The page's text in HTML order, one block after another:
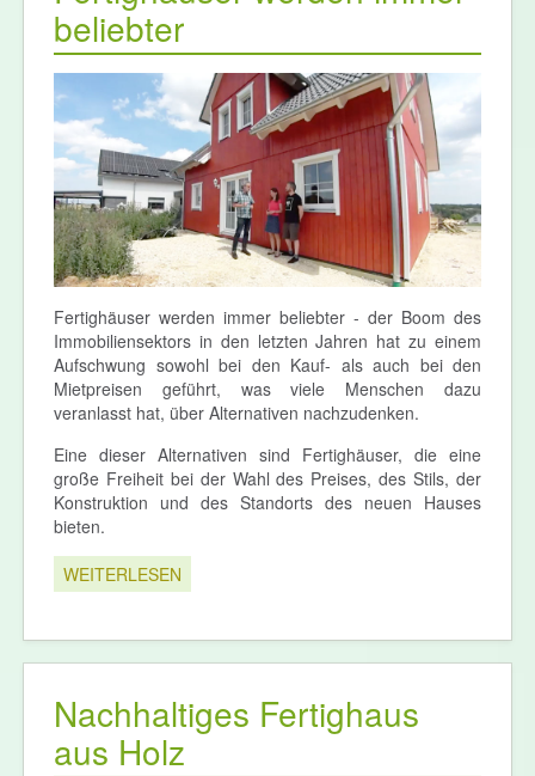
beliebter
Fertighäuser werden immer beliebter - der Boom des
Immobiliensektors in den letzten Jahren hat zu einem
Aufschwung sowohl bei den Kauf- als auch bei den
Mietpreisen geführt, was viele Menschen dazu
veranlasst hat, über Alternativen nachzudenken.
Eine dieser Alternativen sind Fertighäuser, die eine
große Freiheit bei der Wahl des Preises, des Stils, der
Konstruktion und des Standorts des neuen Hauses
bieten.
WEITERLESEN
Nachhaltiges Fertighaus
aus Holz